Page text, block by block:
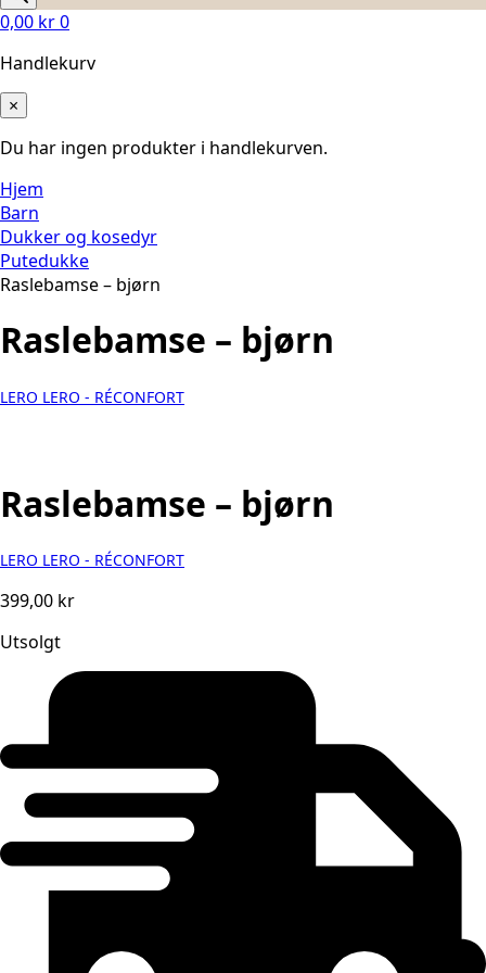
0,00 kr0
Handlekurv
×
Du har ingen produkter i handlekurven.
Hjem
Barn
Dukker og kosedyr
Putedukke
Raslebamse – bjørn
Raslebamse – bjørn
LERO LERO - RÉCONFORT
Raslebamse – bjørn
LERO LERO - RÉCONFORT
399,00 kr
Utsolgt